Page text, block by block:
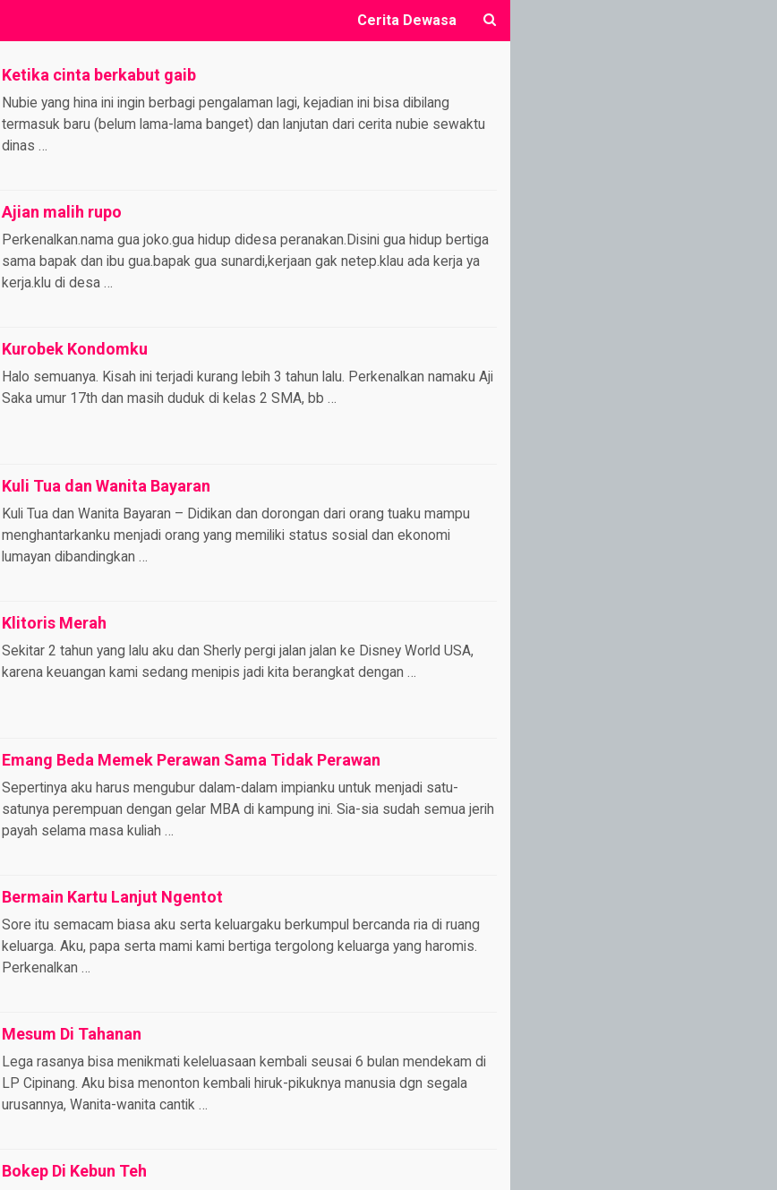
Cerita Dewasa
Ketika cinta berkabut gaib
Nubie yang hina ini ingin berbagi pengalaman lagi, kejadian ini bisa dibilang
termasuk baru (belum lama-lama banget) dan lanjutan dari cerita nubie sewaktu
dinas …
Ajian malih rupo
Perkenalkan.nama gua joko.gua hidup didesa peranakan.Disini gua hidup bertiga
sama bapak dan ibu gua.bapak gua sunardi,kerjaan gak netep.klau ada kerja ya
kerja.klu di desa …
Kurobek Kondomku
Halo semuanya. Kisah ini terjadi kurang lebih 3 tahun lalu. Perkenalkan namaku Aji
Saka umur 17th dan masih duduk di kelas 2 SMA, bb …
Kuli Tua dan Wanita Bayaran
Kuli Tua dan Wanita Bayaran – Didikan dan dorongan dari orang tuaku mampu
menghantarkanku menjadi orang yang memiliki status sosial dan ekonomi
lumayan dibandingkan …
Klitoris Merah
Sekitar 2 tahun yang lalu aku dan Sherly pergi jalan jalan ke Disney World USA,
karena keuangan kami sedang menipis jadi kita berangkat dengan …
Emang Beda Memek Perawan Sama Tidak Perawan
Sepertinya aku harus mengubur dalam-dalam impianku untuk menjadi satu-
satunya perempuan dengan gelar MBA di kampung ini. Sia-sia sudah semua jerih
payah selama masa kuliah …
Bermain Kartu Lanjut Ngentot
Sore itu semacam biasa aku serta keluargaku berkumpul bercanda ria di ruang
keluarga. Aku, papa serta mami kami bertiga tergolong keluarga yang haromis.
Perkenalkan …
Mesum Di Tahanan
Lega rasanya bisa menikmati keleluasaan kembali seusai 6 bulan mendekam di
LP Cipinang. Aku bisa menonton kembali hiruk-pikuknya manusia dgn segala
urusannya, Wanita-wanita cantik …
Bokep Di Kebun Teh